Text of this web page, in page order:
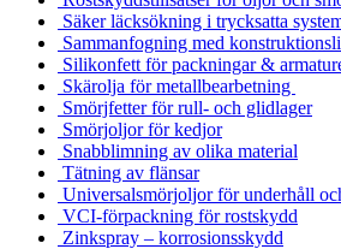
Säker läcksökning i trycksatta
Sammanfogning med
Silikonfett för packningar &
Skärolja för metallbearbetning
Smörjfetter för rull- och glidlager
Smörjoljor för kedjor
Snabblimning av olika material
Tätning av flänsar
Universalsmörjoljor för underhåll
VCI-förpackning för rostskydd
Zinkspray – korrosionsskydd